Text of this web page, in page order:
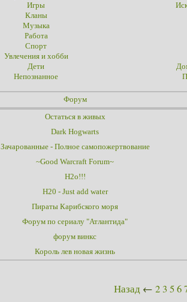
Игры
Кланы
Музыка
Работа
Спорт
Увлечения и хобби
Дети
Непознанное
Форум
Остаться в живых
Dark Hogwarts
Зачарованные - Полное самопожертвование
~Good Warcraft Forum~
H2o!!!
H20 - Just add water
Пираты Карибского моря
Форум по сериалу "Атлантида"
форум винкс
Король лев новая жизнь
Назад ← 2 3 56